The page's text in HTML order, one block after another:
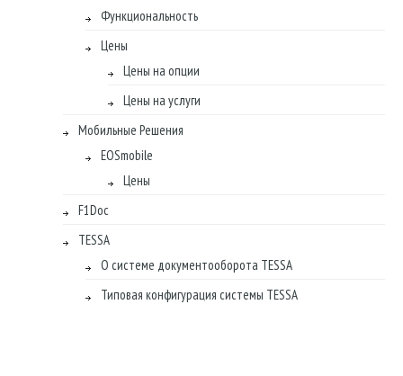
Функциональность
Цены
Цены на опции
Цены на услуги
Мобильные Решения
EOSmobile
Цены
F1Doc
TESSA
О системе документооборота TESSA
Типовая конфигурация системы TESSA